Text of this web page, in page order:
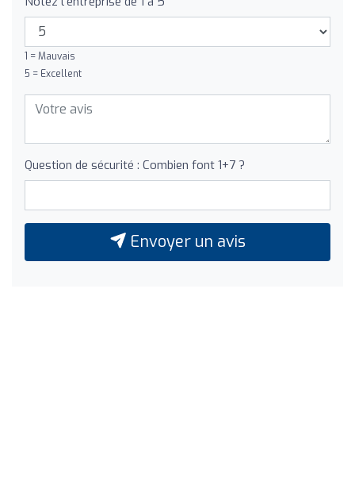
1 = Mauvais
5 = Excellent
Question de sécurité : Combien font 1+7 ?
Envoyer un avis